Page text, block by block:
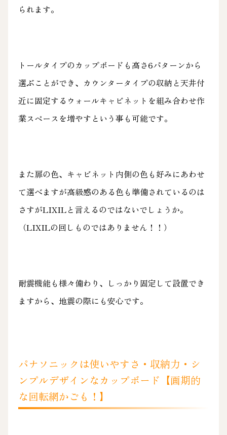
られます。
トールタイプのカップボードも高さ6パターンから
選ぶことができ、カウンタータイプの収納と天井付
近に固定するウォールキャビネットを組み合わせ作
業スペースを増やすという事も可能です。
また扉の色、キャビネット内側の色も好みにあわせ
て選べますが高級感のある色も準備されているのは
さすがLIXILと言えるのではないでしょうか。
（LIXILの回しものではありません！！）
耐震機能も様々備わり、しっかり固定して設置でき
ますから、地震の際にも安心です。
パナソニックは使いやすさ・収納力・シ
ンプルデザインなカップボード【画期的
な回転網かごも！】